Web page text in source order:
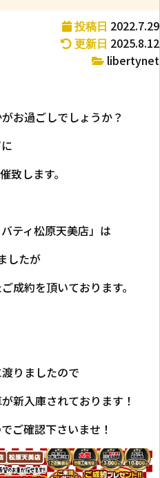
投稿日 2022.7.29
更新日 2025.8.12
libertynet
お過ごしでしょうか？
致します。
ティ松原天美店」は
したが
成約を頂いております。
りましたので
新入庫されております！
ご確認下さいませ！